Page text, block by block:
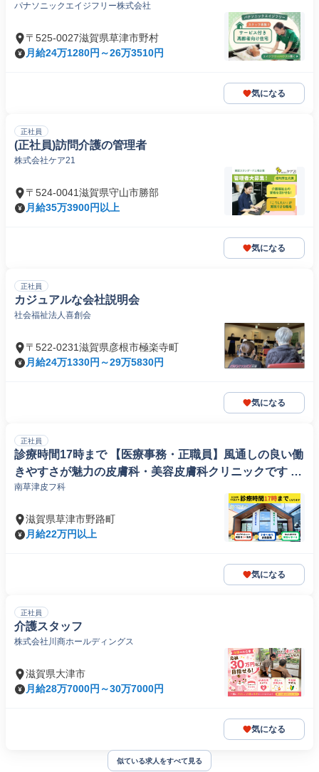
パナソニックエイジフリー株式会社
〒525-0027滋賀県草津市野村
月給24万1280円～26万3510円
気になる
正社員
(正社員)訪問介護の管理者
株式会社ケア21
〒524-0041滋賀県守山市勝部
月給35万3900円以上
気になる
正社員
カジュアルな会社説明会
社会福祉法人喜創会
〒522-0231滋賀県彦根市極楽寺町
月給24万1330円～29万5830円
気になる
正社員
診療時間17時まで 【医療事務・正職員】風通しの良い働
きやすさが魅力の皮膚科・美容皮膚科クリニックです 子
育て世代も多数勤務!
南草津皮フ科
滋賀県草津市野路町
月給22万円以上
気になる
正社員
介護スタッフ
株式会社川商ホールディングス
滋賀県大津市
月給28万7000円～30万7000円
気になる
似ている求人をすべて見る